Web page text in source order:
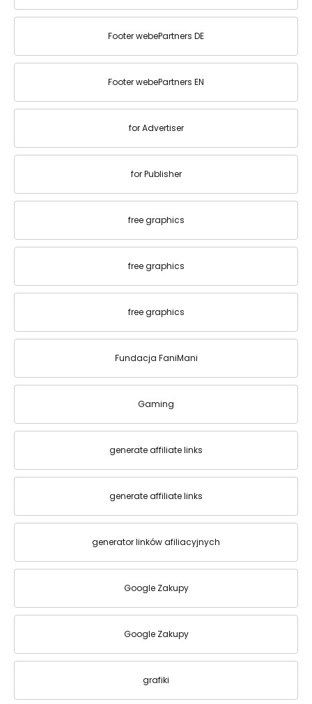
Footer webePartners DE
Footer webePartners EN
for Advertiser
for Publisher
free graphics
free graphics
free graphics
Fundacja FaniMani
Gaming
generate affiliate links
generate affiliate links
generator linków afiliacyjnych
Google Zakupy
Google Zakupy
grafiki